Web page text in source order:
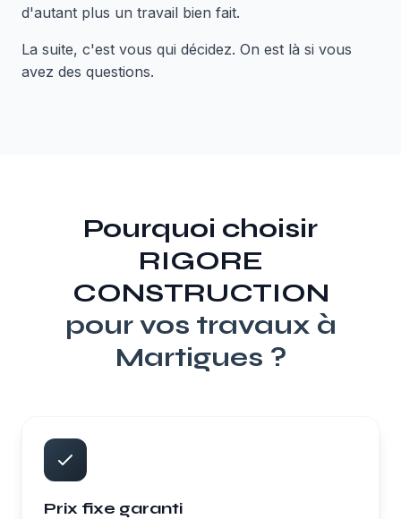
d'autant plus un travail bien fait.
La suite, c'est vous qui décidez. On est là si vous
avez des questions.
Pourquoi choisir
RIGORE
CONSTRUCTION
pour vos travaux à
Martigues ?
Prix fixe garanti